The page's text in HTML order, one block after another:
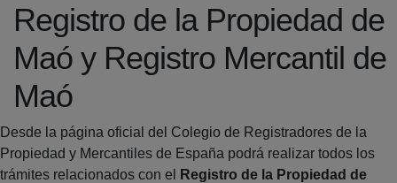
Registro de la Propiedad de
Maó y Registro Mercantil de
Maó
Desde la página oficial del Colegio de Registradores de la
Propiedad y Mercantiles de España podrá realizar todos los
trámites relacionados con el
Registro de la Propiedad de